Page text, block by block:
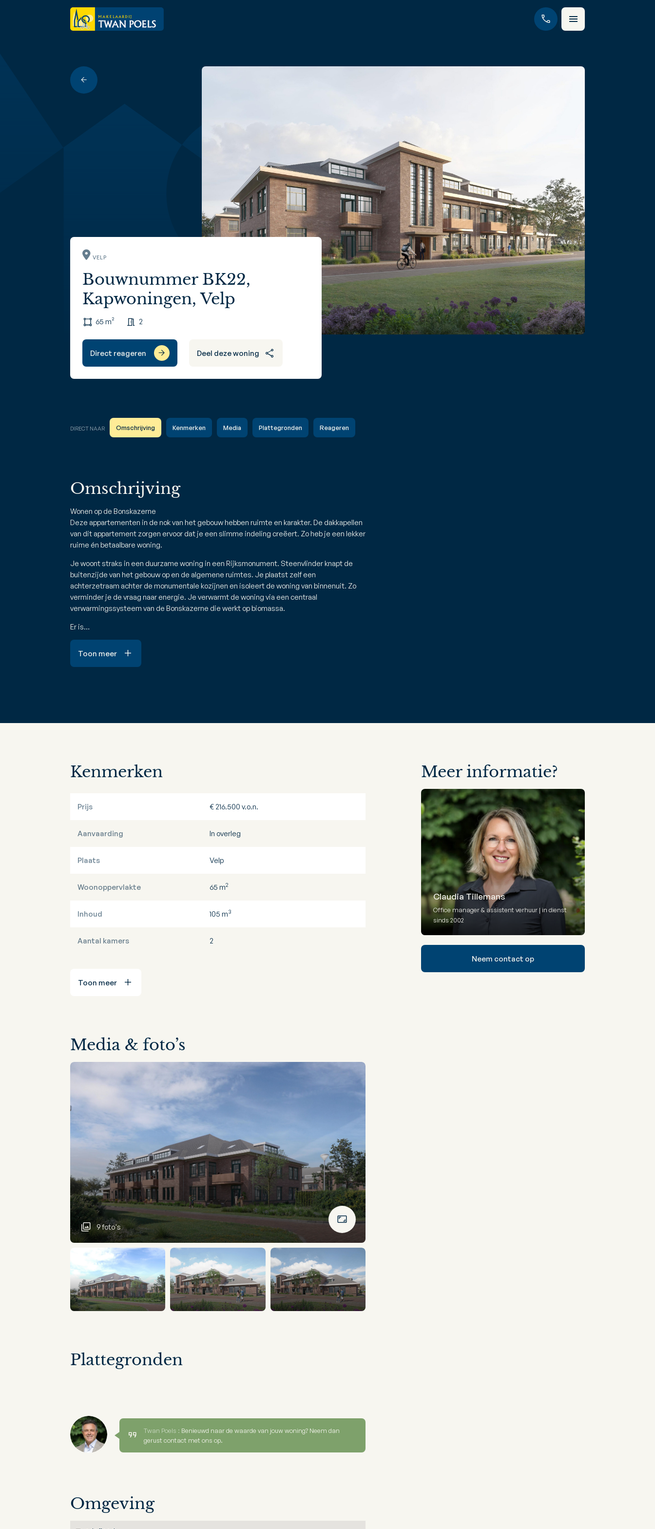
VELP
Bouwnummer BK22,
Kapwoningen, Velp
65 m² 2
Direct reageren Deel deze woning
DIRECT NAAR Omschrijving Kenmerken Media Plattegronden Reageren
Omschrijving
Wonen op de Bonskazerne
Deze appartementen in de nok van het gebouw hebben ruimte en karakter. De dakkapellen
van dit appartement zorgen ervoor dat je een slimme indeling creëert. Zo heb je een lekker
ruime én betaalbare woning.
Je woont straks in een duurzame woning in een Rijksmonument. Steenvlinder knapt de
buitenzijde van het gebouw op en de algemene ruimtes. Je plaatst zelf een
achterzetraam achter de monumentale kozijnen en isoleert de woning van binnenuit. Zo
verminder je de vraag naar energie. Je verwarmt de woning via een centraal
verwarmingssysteem van de Bonskazerne die werkt op biomassa.
Er is…
Toon meer
Kenmerken
Prijs € 216.500 v.o.n.
Aanvaarding In overleg
Plaats Velp
Woonoppervlakte 65 m2
Inhoud 105 m3
Aantal kamers 2
Toon meer
Media & foto’s
9 foto's
Plattegronden
Twan Poels : Benieuwd naar de waarde van jouw woning? Neem dan
gerust contact met ons op.
Omgeving
Meer informatie?
Claudia Tillemans
Office manager & assistent verhuur | in dienst
sinds 2002
Neem contact op